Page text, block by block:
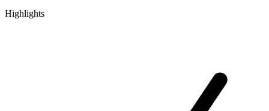
Highlights